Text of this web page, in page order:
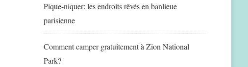
Pique-niquer: les endroits rêvés en banlieue
parisienne
Comment camper gratuitement à Zion National
Park?